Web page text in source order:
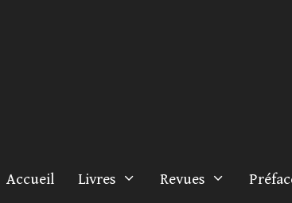
Accueil Livres Revues